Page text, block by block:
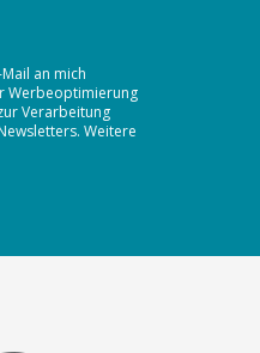
an mich
Werbeoptimierung
Verarbeitung
Weitere